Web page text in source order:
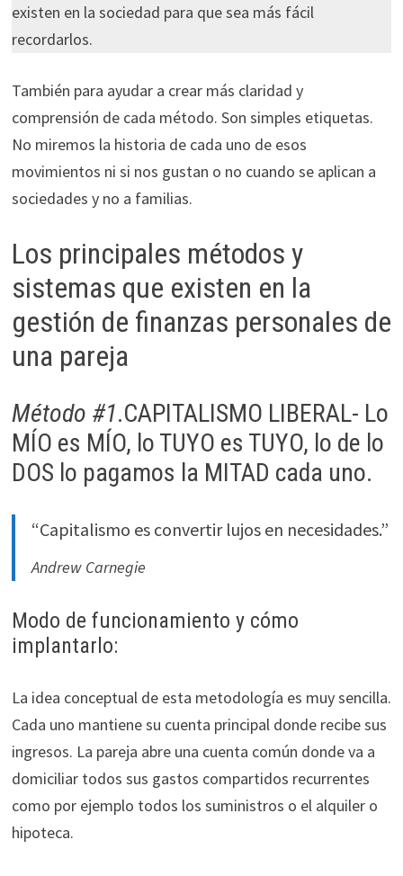
existen en la sociedad para que sea más fácil
recordarlos.
También para ayudar a crear más claridad y
comprensión de cada método. Son simples etiquetas.
No miremos la historia de cada uno de esos
movimientos ni si nos gustan o no cuando se aplican a
sociedades y no a familias.
Los principales métodos y
sistemas que existen en la
gestión de finanzas personales de
una pareja
Método #1.CAPITALISMO LIBERAL- Lo
MÍO es MÍO, lo TUYO es TUYO, lo de lo
DOS lo pagamos la MITAD cada uno.
“Capitalismo es convertir lujos en necesidades.”
Andrew Carnegie
Modo de funcionamiento y cómo
implantarlo:
La idea conceptual de esta metodología es muy sencilla.
Cada uno mantiene su cuenta principal donde recibe sus
ingresos. La pareja abre una cuenta común donde va a
domiciliar todos sus gastos compartidos recurrentes
como por ejemplo todos los suministros o el alquiler o
hipoteca.